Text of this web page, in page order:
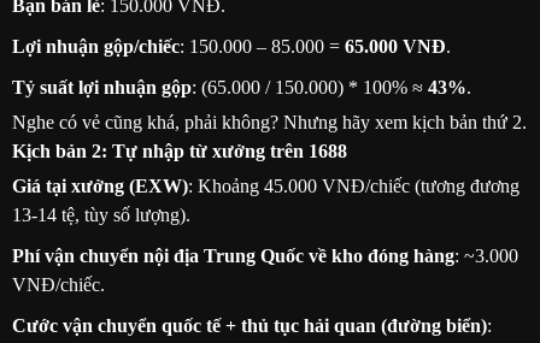
Bạn bán lẻ: 150.000 VNĐ.
Lợi nhuận gộp/chiếc: 150.000 – 85.000 = 65.000 VNĐ.
Tỷ suất lợi nhuận gộp: (65.000 / 150.000) * 100% ≈ 43%.
Nghe có vẻ cũng khá, phải không? Nhưng hãy xem kịch bản thứ 2.
Kịch bản 2: Tự nhập từ xưởng trên 1688
Giá tại xưởng (EXW): Khoảng 45.000 VNĐ/chiếc (tương đương
13-14 tệ, tùy số lượng).
Phí vận chuyển nội địa Trung Quốc về kho đóng hàng: ~3.000
VNĐ/chiếc.
Cước vận chuyển quốc tế + thủ tục hải quan (đường biển):